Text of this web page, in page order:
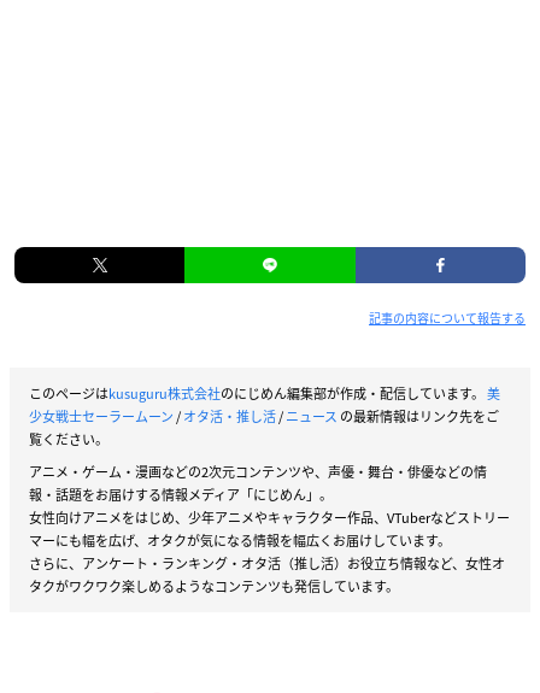
記事の内容について報告する
このページはkusuguru株式会社のにじめん編集部が作成・配信しています。 美
少女戦士セーラームーン/オタ活・推し活/ニュース の最新情報はリンク先をご
覧ください。
アニメ・ゲーム・漫画などの2次元コンテンツや、声優・舞台・俳優などの情
報・話題をお届けする情報メディア「にじめん」。
女性向けアニメをはじめ、少年アニメやキャラクター作品、VTuberなどストリー
マーにも幅を広げ、オタクが気になる情報を幅広くお届けしています。
さらに、アンケート・ランキング・オタ活（推し活）お役立ち情報など、女性オ
タクがワクワク楽しめるようなコンテンツも発信しています。